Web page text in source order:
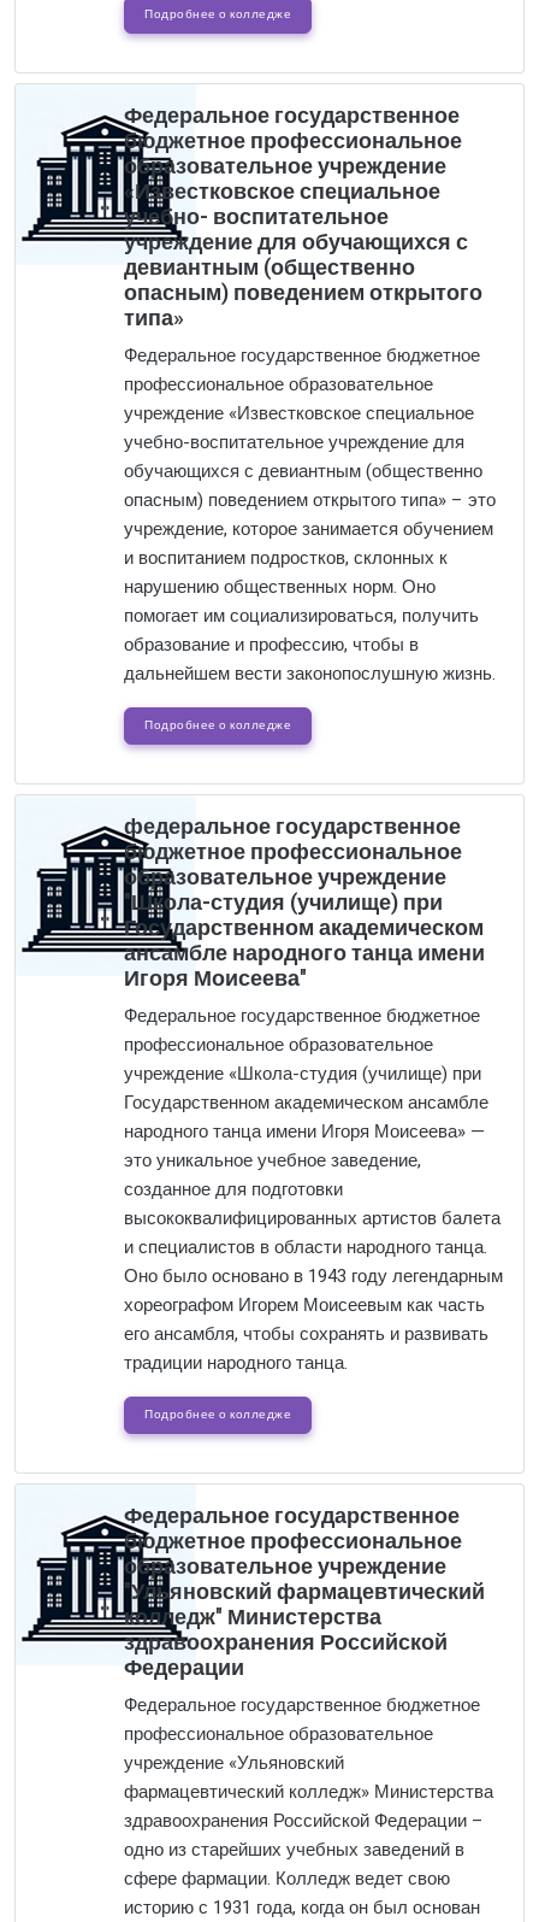
Подробнее о колледже
Федеральное государственное
бюджетное профессиональное
образовательное учреждение
«Известковское специальное
учебно- воспитательное
учреждение для обучающихся с
девиантным (общественно
опасным) поведением открытого
типа»
Федеральное государственное бюджетное
профессиональное образовательное
учреждение «Известковское специальное
учебно-воспитательное учреждение для
обучающихся с девиантным (общественно
опасным) поведением открытого типа» – это
учреждение, которое занимается обучением
и воспитанием подростков, склонных к
нарушению общественных норм. Оно
помогает им социализироваться, получить
образование и профессию, чтобы в
дальнейшем вести законопослушную жизнь.
Подробнее о колледже
федеральное государственное
бюджетное профессиональное
образовательное учреждение
"Школа-студия (училище) при
Государственном академическом
ансамбле народного танца имени
Игоря Моисеева"
Федеральное государственное бюджетное
профессиональное образовательное
учреждение «Школа-студия (училище) при
Государственном академическом ансамбле
народного танца имени Игоря Моисеева» —
это уникальное учебное заведение,
созданное для подготовки
высококвалифицированных артистов балета
и специалистов в области народного танца.
Оно было основано в 1943 году легендарным
хореографом Игорем Моисеевым как часть
его ансамбля, чтобы сохранять и развивать
традиции народного танца.
Подробнее о колледже
Федеральное государственное
бюджетное профессиональное
образовательное учреждение
"Ульяновский фармацевтический
колледж" Министерства
здравоохранения Российской
Федерации
Федеральное государственное бюджетное
профессиональное образовательное
учреждение «Ульяновский
фармацевтический колледж» Министерства
здравоохранения Российской Федерации –
одно из старейших учебных заведений в
сфере фармации. Колледж ведет свою
историю с 1931 года, когда он был основан